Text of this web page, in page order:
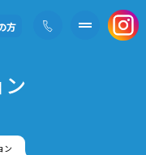
方
ン